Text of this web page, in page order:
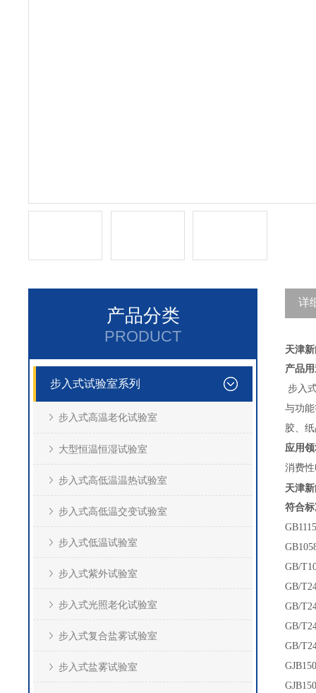
产品分类
PRODUCT
步入式试验室系列
步入式高温老化试验室
大型恒温恒湿试验室
步入式高低温温热试验室
步入式高低温交变试验室
步入式低温试验室
步入式紫外试验室
步入式光照老化试验室
步入式复合盐雾试验室
步入式盐雾试验室
详
天津
产品
步入
与功
胶、
应用
消费
天津
符合
GB/
GB/
GB/
GB/
GB/